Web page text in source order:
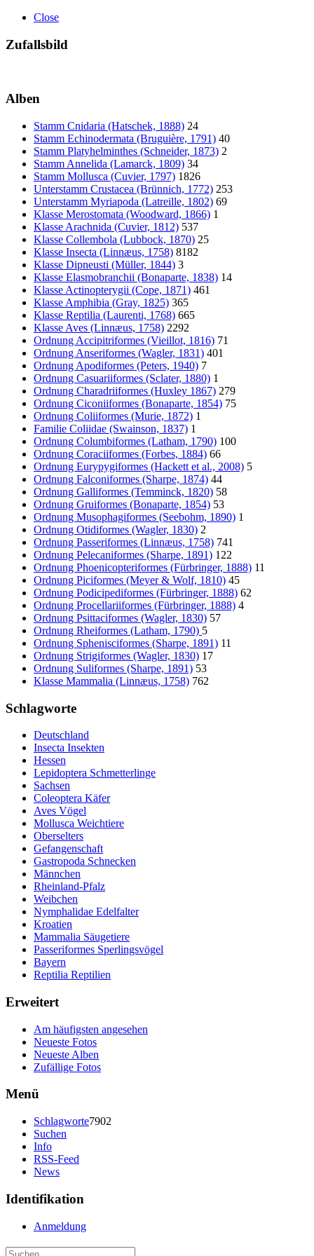
Close
Zufallsbild
Alben
Stamm Cnidaria (Hatschek, 1888) 24
Stamm Echinodermata (Bruguière, 1791) 40
Stamm Platyhelminthes (Schneider, 1873) 2
Stamm Annelida (Lamarck, 1809) 34
Stamm Mollusca (Cuvier, 1797) 1826
Unterstamm Crustacea (Brünnich, 1772) 253
Unterstamm Myriapoda (Latreille, 1802) 69
Klasse Merostomata (Woodward, 1866) 1
Klasse Arachnida (Cuvier, 1812) 537
Klasse Collembola (Lubbock, 1870) 25
Klasse Insecta (Linnæus, 1758) 8182
Klasse Dipneusti (Müller, 1844) 3
Klasse Elasmobranchii (Bonaparte, 1838) 14
Klasse Actinopterygii (Cope, 1871) 461
Klasse Amphibia (Gray, 1825) 365
Klasse Reptilia (Laurenti, 1768) 665
Klasse Aves (Linnæus, 1758) 2292
Ordnung Accipitriformes (Vieillot, 1816) 71
Ordnung Anseriformes (Wagler, 1831) 401
Ordnung Apodiformes (Peters, 1940) 7
Ordnung Casuariiformes (Sclater, 1880) 1
Ordnung Charadriiformes (Huxley 1867) 279
Ordnung Ciconiiformes (Bonaparte, 1854) 75
Ordnung Coliiformes (Murie, 1872) 1
Familie Coliidae (Swainson, 1837) 1
Ordnung Columbiformes (Latham, 1790) 100
Ordnung Coraciiformes (Forbes, 1884) 66
Ordnung Eurypygiformes (Hackett et al., 2008) 5
Ordnung Falconiformes (Sharpe, 1874) 44
Ordnung Galliformes (Temminck, 1820) 58
Ordnung Gruiformes (Bonaparte, 1854) 53
Ordnung Musophagiformes (Seebohm, 1890) 1
Ordnung Otidiformes (Wagler, 1830) 2
Ordnung Passeriformes (Linnæus, 1758) 741
Ordnung Pelecaniformes (Sharpe, 1891) 122
Ordnung Phoenicopteriformes (Fürbringer, 1888) 11
Ordnung Piciformes (Meyer & Wolf, 1810) 45
Ordnung Podicipediformes (Fürbringer, 1888) 62
Ordnung Procellariiformes (Fürbringer, 1888) 4
Ordnung Psittaciformes (Wagler, 1830) 57
Ordnung Rheiformes (Latham, 1790) 5
Ordnung Sphenisciformes (Sharpe, 1891) 11
Ordnung Strigiformes (Wagler, 1830) 17
Ordnung Suliformes (Sharpe, 1891) 53
Klasse Mammalia (Linnæus, 1758) 762
Schlagworte
Deutschland
Insecta Insekten
Hessen
Lepidoptera Schmetterlinge
Sachsen
Coleoptera Käfer
Aves Vögel
Mollusca Weichtiere
Oberselters
Gefangenschaft
Gastropoda Schnecken
Männchen
Rheinland-Pfalz
Weibchen
Nymphalidae Edelfalter
Kroatien
Mammalia Säugetiere
Passeriformes Sperlingsvögel
Bayern
Reptilia Reptilien
Erweitert
Am häufigsten angesehen
Neueste Fotos
Neueste Alben
Zufällige Fotos
Menü
Schlagworte7902
Suchen
Info
RSS-Feed
News
Identifikation
Anmeldung